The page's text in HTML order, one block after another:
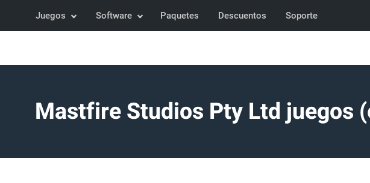
Juegos Software Paquetes Descuentos Soporte
Mastfire Studios Pty Ltd juegos